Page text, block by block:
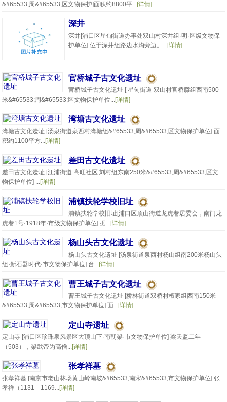
&#65533;周&#65533;区文物保护]面积约8800平...[详情]
深井
深井[浦口区星甸街道办事处双山村深井组·明·区级文物保
护单位] 位于深井组路边水沟旁边。...[详情]
官桥城子古文化遗址
官桥城子古文化遗址 [ 星甸街道 双山村官桥滕组西南500
米&#65533;周&#65533;区文物保护单位...[详情]
湾塘古文化遗址
湾塘古文化遗址 [汤泉街道泉西村湾塘组&#65533;周&#65533;区文物保护单位] 面
积约1100平方...[详情]
差田古文化遗址
差田古文化遗址 [江浦街道 高旺社区 刘村组东南250米&#65533;周&#65533;区文
物保护单位] ...[详情]
浦镇扶轮学校旧址
浦镇扶轮学校旧址[浦口区顶山街道龙虎巷居委会，南门龙
虎巷1号·1918年·市级文物保护单位] 据...[详情]
杨山头古文化遗址
杨山头古文化遗址 [汤泉街道泉西村杨山组南200米杨山头
组·新石器时代·市文物保护单位] 台...[详情]
曹王城子古文化遗址
曹王城子古文化遗址 [桥林街道双桥村檀家组西南150米
&#65533;周&#65533;市文物保护单位] 面...[详情]
定山寺遗址
定山寺 [浦口区珍珠泉风景区大顶山下·南朝梁·市文物保护单位] 梁天监二年
（503），梁武帝为高僧...[详情]
张孝祥墓
张孝祥墓 [南京市老山林场黄山岭南坡&#65533;南宋&#65533;市文物保护单位] 张
孝祥（1131—1169...[详情]